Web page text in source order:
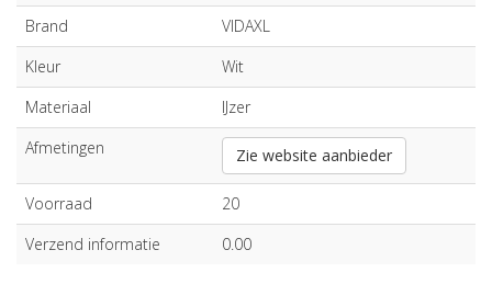
Brand
VIDAXL
Kleur
Wit
Materiaal
IJzer
Afmetingen
Zie website aanbieder
Voorraad
20
Verzend informatie
0.00